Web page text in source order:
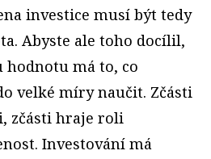
investice musí být tedy
Abyste ale toho docílil,
hodnotu má to, co
velké míry naučit. Zčásti
zčásti hraje roli
Investování má